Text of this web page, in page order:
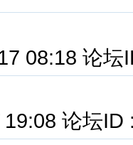
08:18 论
论坛